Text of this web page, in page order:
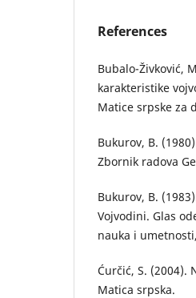
References
Bubalo-Živković,
karakteristike
Matice srpske za
Bukurov, B.
Zbornik radova
Bukurov, B.
Vojvodini. Glas
nauka i umetnosti,
Ćurčić, S. (2004).
Matica srpska.